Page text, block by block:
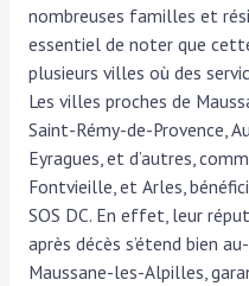
nombreuses familles et
essentiel de noter que
plusieurs villes où des
Les villes proches de
Saint-Rémy-de-Provence,
Eyragues, et d’autres,
Fontvieille, et Arles,
SOS DC. En effet, leur
après décès s’étend bien
Maussane-les-Alpilles,